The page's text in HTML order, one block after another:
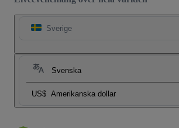
Sverige
Svenska
US$ Amerikanska dollar